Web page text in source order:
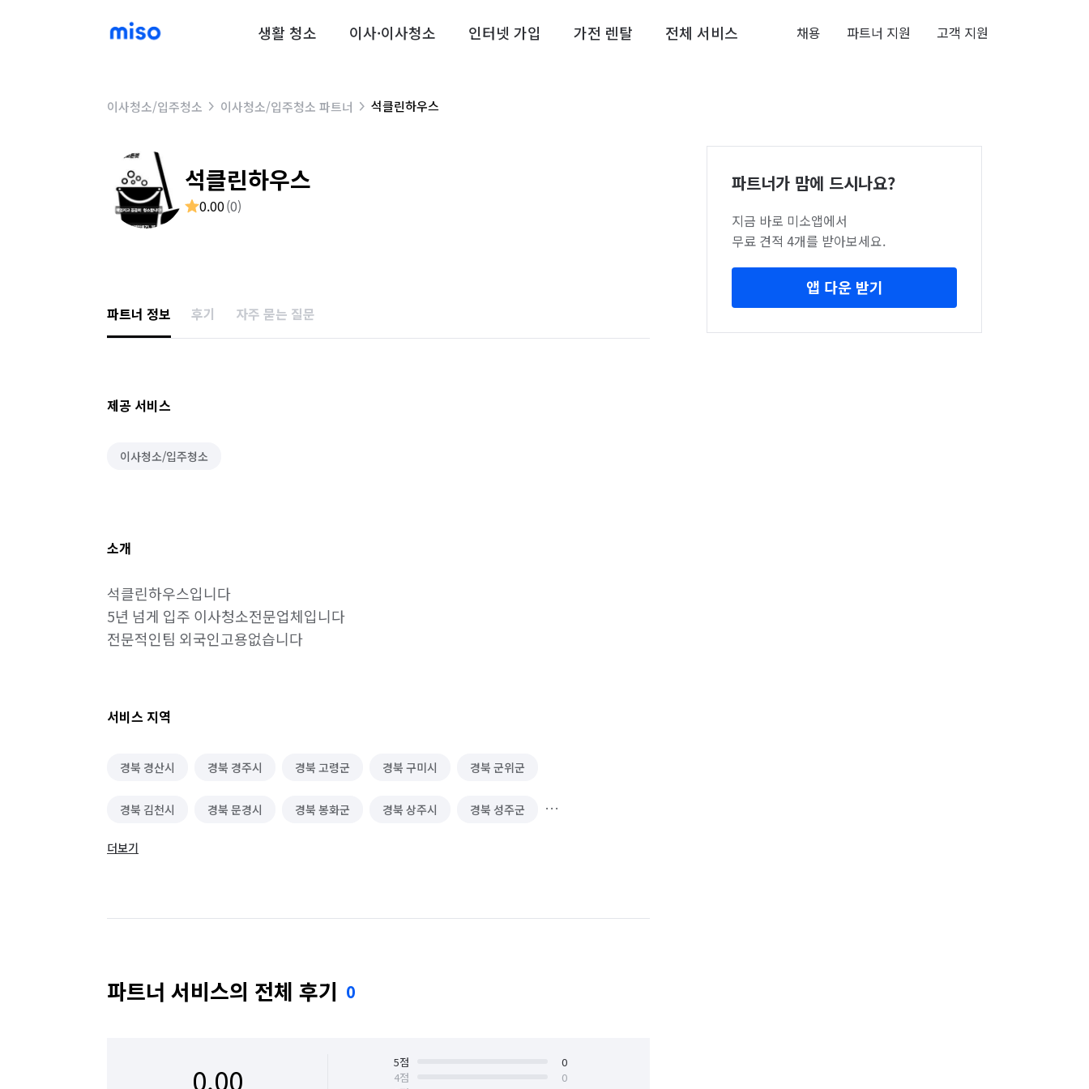
생활 청소 이사·이사청소 인터넷 가입 가전 렌탈 전체 서비스 채용 파트너 지원 고객 지원
이사청소/입주청소 이사청소/입주청소 파트너 석클린하우스
석클린하우스
0.00(0)
파트너 정보 후기 자주 묻는 질문
제공 서비스
이사청소/입주청소
소개
석클린하우스입니다
5년 넘게 입주 이사청소전문업체입니다
전문적인팀 외국인고용없습니다
서비스 지역
경북 경산시 경북 경주시 경북 고령군 경북 구미시 경북 군위군
경북 김천시 경북 문경시 경북 봉화군 경북 상주시 경북 성주군
경북 안동시
대구 달서구 대구 달성군 대구 동구
더보기
파트너 서비스의 전체 후기 0
0.00 5점
0
4점
0
파트너가 맘에 드시나요?
지금 바로 미소앱에서
무료 견적 4개를 받아보세요.
앱 다운 받기